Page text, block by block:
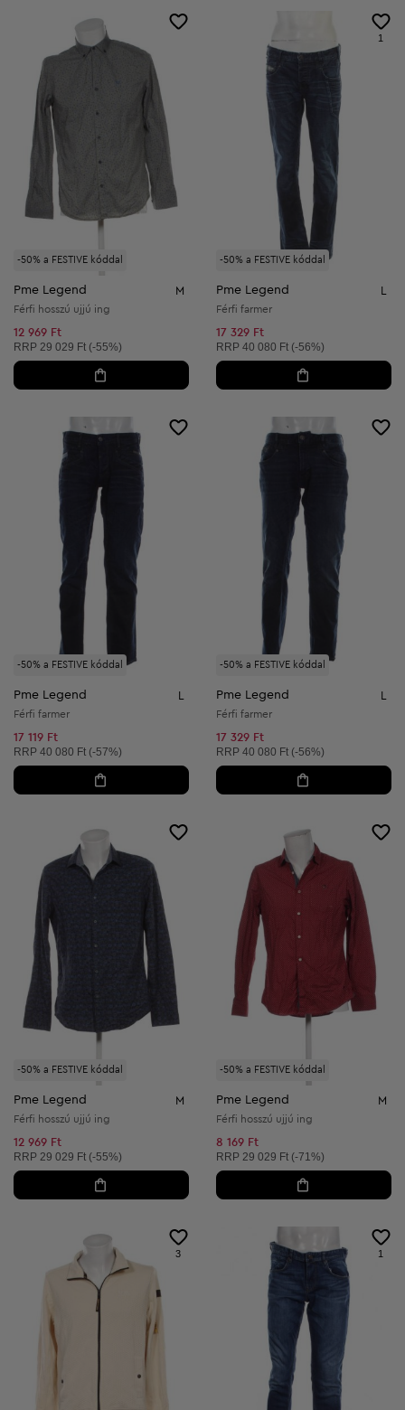
-50% a FESTIVE kóddal
Pme Legend M
Férfi hosszú ujjú ing
12 969 Ft
Ajánlott ár:
RRP 29 029 Ft (-55%)
-50% a FESTIVE kóddal
1
Pme Legend L
Férfi farmer
17 329 Ft
Ajánlott ár:
RRP 40 080 Ft (-56%)
-50% a FESTIVE kóddal
Pme Legend L
Férfi farmer
17 119 Ft
Ajánlott ár:
RRP 40 080 Ft (-57%)
-50% a FESTIVE kóddal
Pme Legend L
Férfi farmer
17 329 Ft
Ajánlott ár:
RRP 40 080 Ft (-56%)
-50% a FESTIVE kóddal
Pme Legend M
Férfi hosszú ujjú ing
12 969 Ft
Ajánlott ár:
RRP 29 029 Ft (-55%)
-50% a FESTIVE kóddal
Pme Legend M
Férfi hosszú ujjú ing
8 169 Ft
Ajánlott ár:
RRP 29 029 Ft (-71%)
3 1